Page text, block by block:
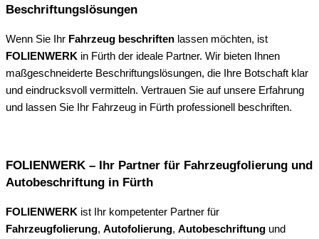
Beschriftungslösungen
Wenn Sie Ihr Fahrzeug beschriften lassen möchten, ist
FOLIENWERK in Fürth der ideale Partner. Wir bieten Ihnen
maßgeschneiderte Beschriftungslösungen, die Ihre Botschaft klar
und eindrucksvoll vermitteln. Vertrauen Sie auf unsere Erfahrung
und lassen Sie Ihr Fahrzeug in Fürth professionell beschriften.
FOLIENWERK – Ihr Partner für Fahrzeugfolierung und
Autobeschriftung in Fürth
FOLIENWERK ist Ihr kompetenter Partner für
Fahrzeugfolierung, Autofolierung, Autobeschriftung und